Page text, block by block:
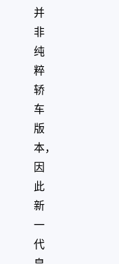
并
非
纯
粹
轿
车
版
本，
因
此
新
一
代